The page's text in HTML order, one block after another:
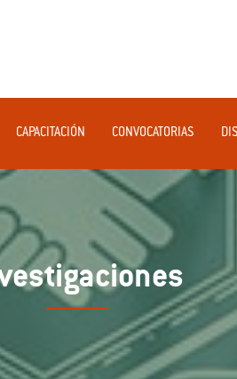
CAPACITACIÓN CONVOCATORIAS